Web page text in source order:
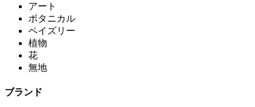
アート
ボタニカル
ペイズリー
植物
花
無地
ブランド